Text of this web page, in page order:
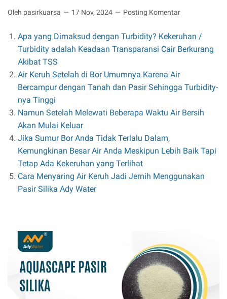
Oleh pasirkuarsa 17 Nov, 2024 Posting Komentar
Apa yang Dimaksud dengan Turbidity? Kekeruhan /
Turbidity adalah Keadaan Transparansi Cair Berkurang
Akibat TSS
Air Keruh Setelah di Bor Umumnya Karena Air
Bercampur dengan Tanah dan Pasir Sehingga Turbidity-
nya Tinggi
Namun Setelah Melewati Beberapa Waktu Air Bersih
Akan Mulai Keluar
Jika Sumur Bor Anda Tidak Terlalu Dalam,
Kemungkinan Besar Air Anda Meskipun Lebih Baik Tapi
Tetap Ada Kekeruhan yang Terlihat
Cara Menyaring Air Keruh Jadi Jernih Menggunakan
Pasir Silika Ady Water